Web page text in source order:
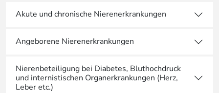
Akute und chronische Nierenerkrankungen
Angeborene Nierenerkrankungen
Nierenbeteiligung bei Diabetes, Bluthochdruck
und internistischen Organerkrankungen (Herz,
Leber etc.)